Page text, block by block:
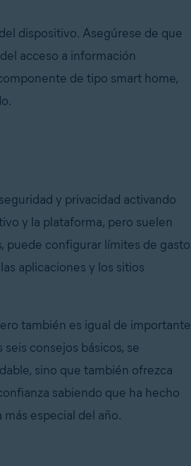
dispositivo. Asegúrese de que
acceso a información
de tipo smart home,
y privacidad activando
y la plataforma, pero suelen
puede configurar límites de gasto
aplicaciones y los sitios
también es igual de importante
consejos básicos, se
sino que también ofrezca
sabiendo que ha hecho
especial del año.